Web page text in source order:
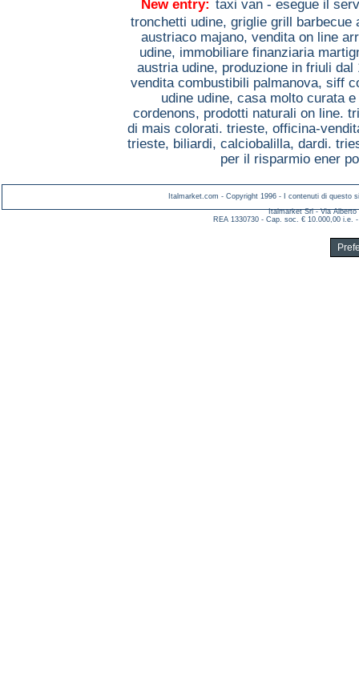
New entry: taxi van - esegue il
tronchetti udine, griglie grill barbecue
austriaco majano, vendita on line
udine, immobiliare finanziaria
austria udine, produzione in friuli
vendita combustibili palmanova, siff
udine udine, casa molto curata
cordenons, prodotti naturali on line.
di mais colorati. trieste, officina-
trieste, biliardi, calciobalilla, dardi.
per il risparmio ener
Italmarket.com - Copyright 1996 - I contenuti di questo
Italmarket Srl - Via Alberto
REA 1330730 - Cap. soc. € 10.000,00 i.e.